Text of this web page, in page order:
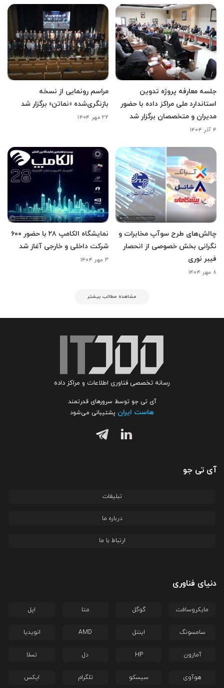
جلسه معارفه پروژه تدوین
استاندارد ملی مراکز داده با حضور
مدیران و متخصصان برگزار شد
۴ آذر ۱۴۰۴
مراسم رونمایی از نسخه
بازنگری‌شده «نماتن» برگزار شد
۲۲ مهر ۱۴۰۴
چالش‌های طرح سوآپ مخابرات و
نگرانی بخش خصوصی از انحصار
فیبر نوری
۸ مهر ۱۴۰۴
نمایشگاه الکامپ ۲۸ با حضور ۶۰۰
شرکت داخلی و خارجی آغاز شد
۳ مهر ۱۴۰۴
مشاهده مطالب بیشتر
رسانه تخصصی فناوری اطلاعات و مراکز داده
آی تی جو توسط سرورهای قدرتمند
هاست ایران پشتیبانی می‌شود
آی تی جو
تبلیغات
درباره ما
ارتباط با ما
دنیای فناوری
مایکروسافت گوگل متا اپل
سامسونگ اینتل AMD انویدیا
آمازون HP دل تسلا
هوآوی سیسکو تلگرام ایکس